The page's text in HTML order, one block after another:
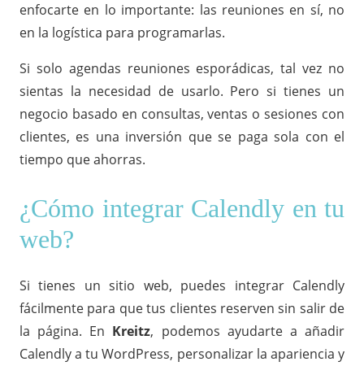
enfocarte en lo importante: las reuniones en sí, no
en la logística para programarlas.
Si solo agendas reuniones esporádicas, tal vez no
sientas la necesidad de usarlo. Pero si tienes un
negocio basado en consultas, ventas o sesiones con
clientes, es una inversión que se paga sola con el
tiempo que ahorras.
¿Cómo integrar Calendly en tu
web?
Si tienes un sitio web, puedes integrar Calendly
fácilmente para que tus clientes reserven sin salir de
la página. En Kreitz, podemos ayudarte a añadir
Calendly a tu WordPress, personalizar la apariencia y